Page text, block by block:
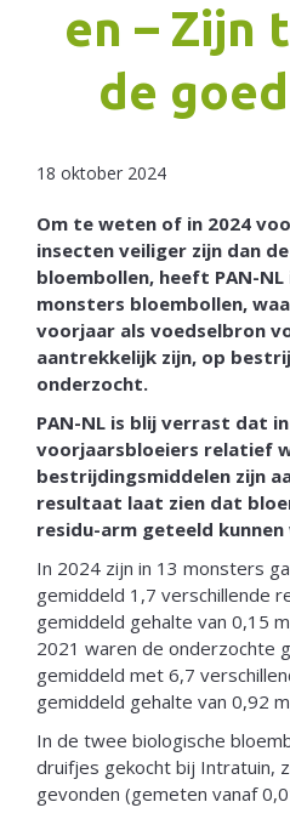
en – Zijn
de
18 oktober 2024
Om te weten of in 2024
insecten veiliger zijn dan
bloembollen, heeft PAN-
monsters bloembollen,
voorjaar als voedselbron
aantrekkelijk zijn, op
onderzocht.
PAN-NL is blij verrast dat
voorjaarsbloeiers relatief
bestrijdingsmiddelen zijn
resultaat laat zien dat
residu-arm geteeld
In 2024 zijn in 13 monsters
gemiddeld 1,7 verschillende
gemiddeld gehalte van 0,15
2021 waren de onderzochte
gemiddeld met 6,7
gemiddeld gehalte van 0,92
In de twee biologische
druifjes gekocht bij Intratuin,
gevonden (gemeten vanaf